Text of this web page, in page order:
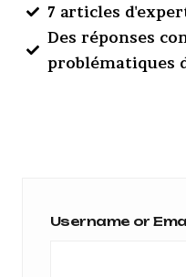
7 articles
Des réponses
problématiques
Username or